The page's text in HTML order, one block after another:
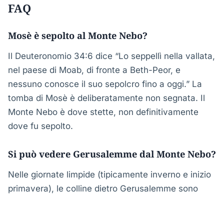
FAQ
Mosè è sepolto al Monte Nebo?
Il Deuteronomio 34:6 dice “Lo seppellì nella vallata,
nel paese di Moab, di fronte a Beth-Peor, e
nessuno conosce il suo sepolcro fino a oggi.” La
tomba di Mosè è deliberatamente non segnata. Il
Monte Nebo è dove stette, non definitivamente
dove fu sepolto.
Si può vedere Gerusalemme dal Monte Nebo?
Nelle giornate limpide (tipicamente inverno e inizio
primavera), le colline dietro Gerusalemme sono